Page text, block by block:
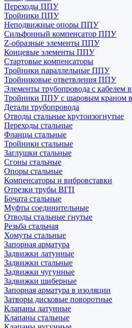
Переходы ППУ
Тройники ППУ
Неподвижные опоры ППУ
Cильфонный компенсатор ППУ
Z-образные элементы ППУ
Концевые элементы ППУ
Стартовые компенсаторы
Тройники параллельные ППУ
Тройниковые ответвления ППУ
Элементы трубопровода с
Тройники ППУ с шаровым краном
Детали трубопровода
Отводы стальные крутоизогнутые
Переходы стальные
Фланцы стальные
Тройники стальные
Заглушки стальные
Сгоны стальные
Опоры стальные
Компенсаторы и вибровставки
Отрезки трубы ВГП
Бочата стальные
Муфты соединительные
Отводы стальные гнутые
Резьба стальная
Хомуты стальные
Запорная арматура
Задвижки латунные
Задвижки стальные
Задвижки чугунные
Задвижки шиберные
Запорная арматура в изоляции
Затворы дисковые поворотные
Клапаны латунные
Клапаны стальные